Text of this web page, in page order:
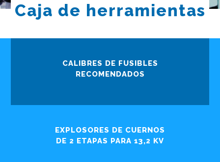
Caja de herramientas
CALIBRES DE FUSIBLES
RECOMENDADOS
EXPLOSORES DE CUERNOS
DE 2 ETAPAS PARA 13,2 KV